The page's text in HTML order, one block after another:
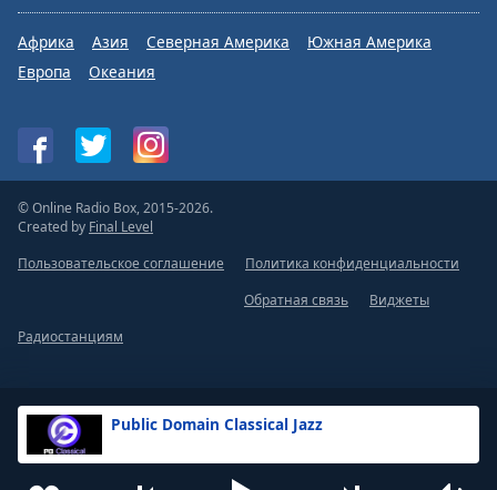
Public Domain Classical Jazz
Африка Азия Северная Америка
Южная Америка
Европа
Океания
© Online Radio Box, 2015-2026.
Created by Final Level
Пользовательское соглашение
Политика конфиденциальности
Обратная связь
Виджеты
Радиостанциям